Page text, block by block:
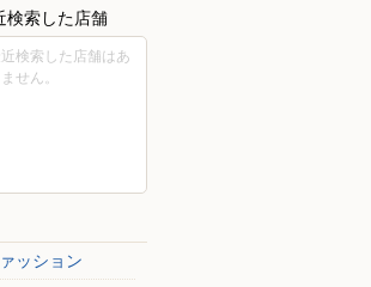
検索した店舗
近検索した店舗はあ
せん。
ッション